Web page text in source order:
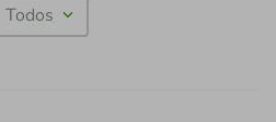
Todos